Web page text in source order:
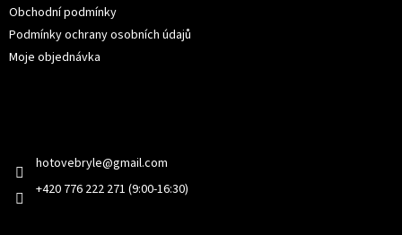
Obchodní podmínky
Podmínky ochrany osobních údajů
Moje objednávka
hotovebryle@gmail.com
+420 776 222 271 (9:00-16:30)